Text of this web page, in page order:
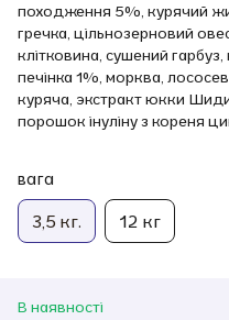
походження 5%, курячий
гречка, цільнозерновий
клітковина, сушений гарбуз,
печінка 1%, морква,
куряча, экстракт юкки
порошок інуліну з кореня
вага
3,5 кг. 12 кг
В наявності